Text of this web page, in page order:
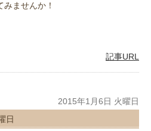
ませんか！
記事URL
2015年1月6日 火曜日
日